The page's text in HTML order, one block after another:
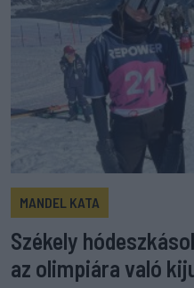
MANDEL KATA
Székely
az olimpiára való